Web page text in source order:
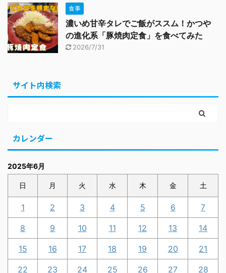
食事
濃いめ甘辛タレでご飯がススム！かつや
の進化系「豚焼肉定食」を食べてみた
2026/7/31
サイト内検索
カレンダー
2025年6月
日 月 火 水 木 金 土
1 2 3 4 5 6 7
8 9 10 11 12 13 14
15 16 17 18 19 20 21
22 23 24 25 26 27 28